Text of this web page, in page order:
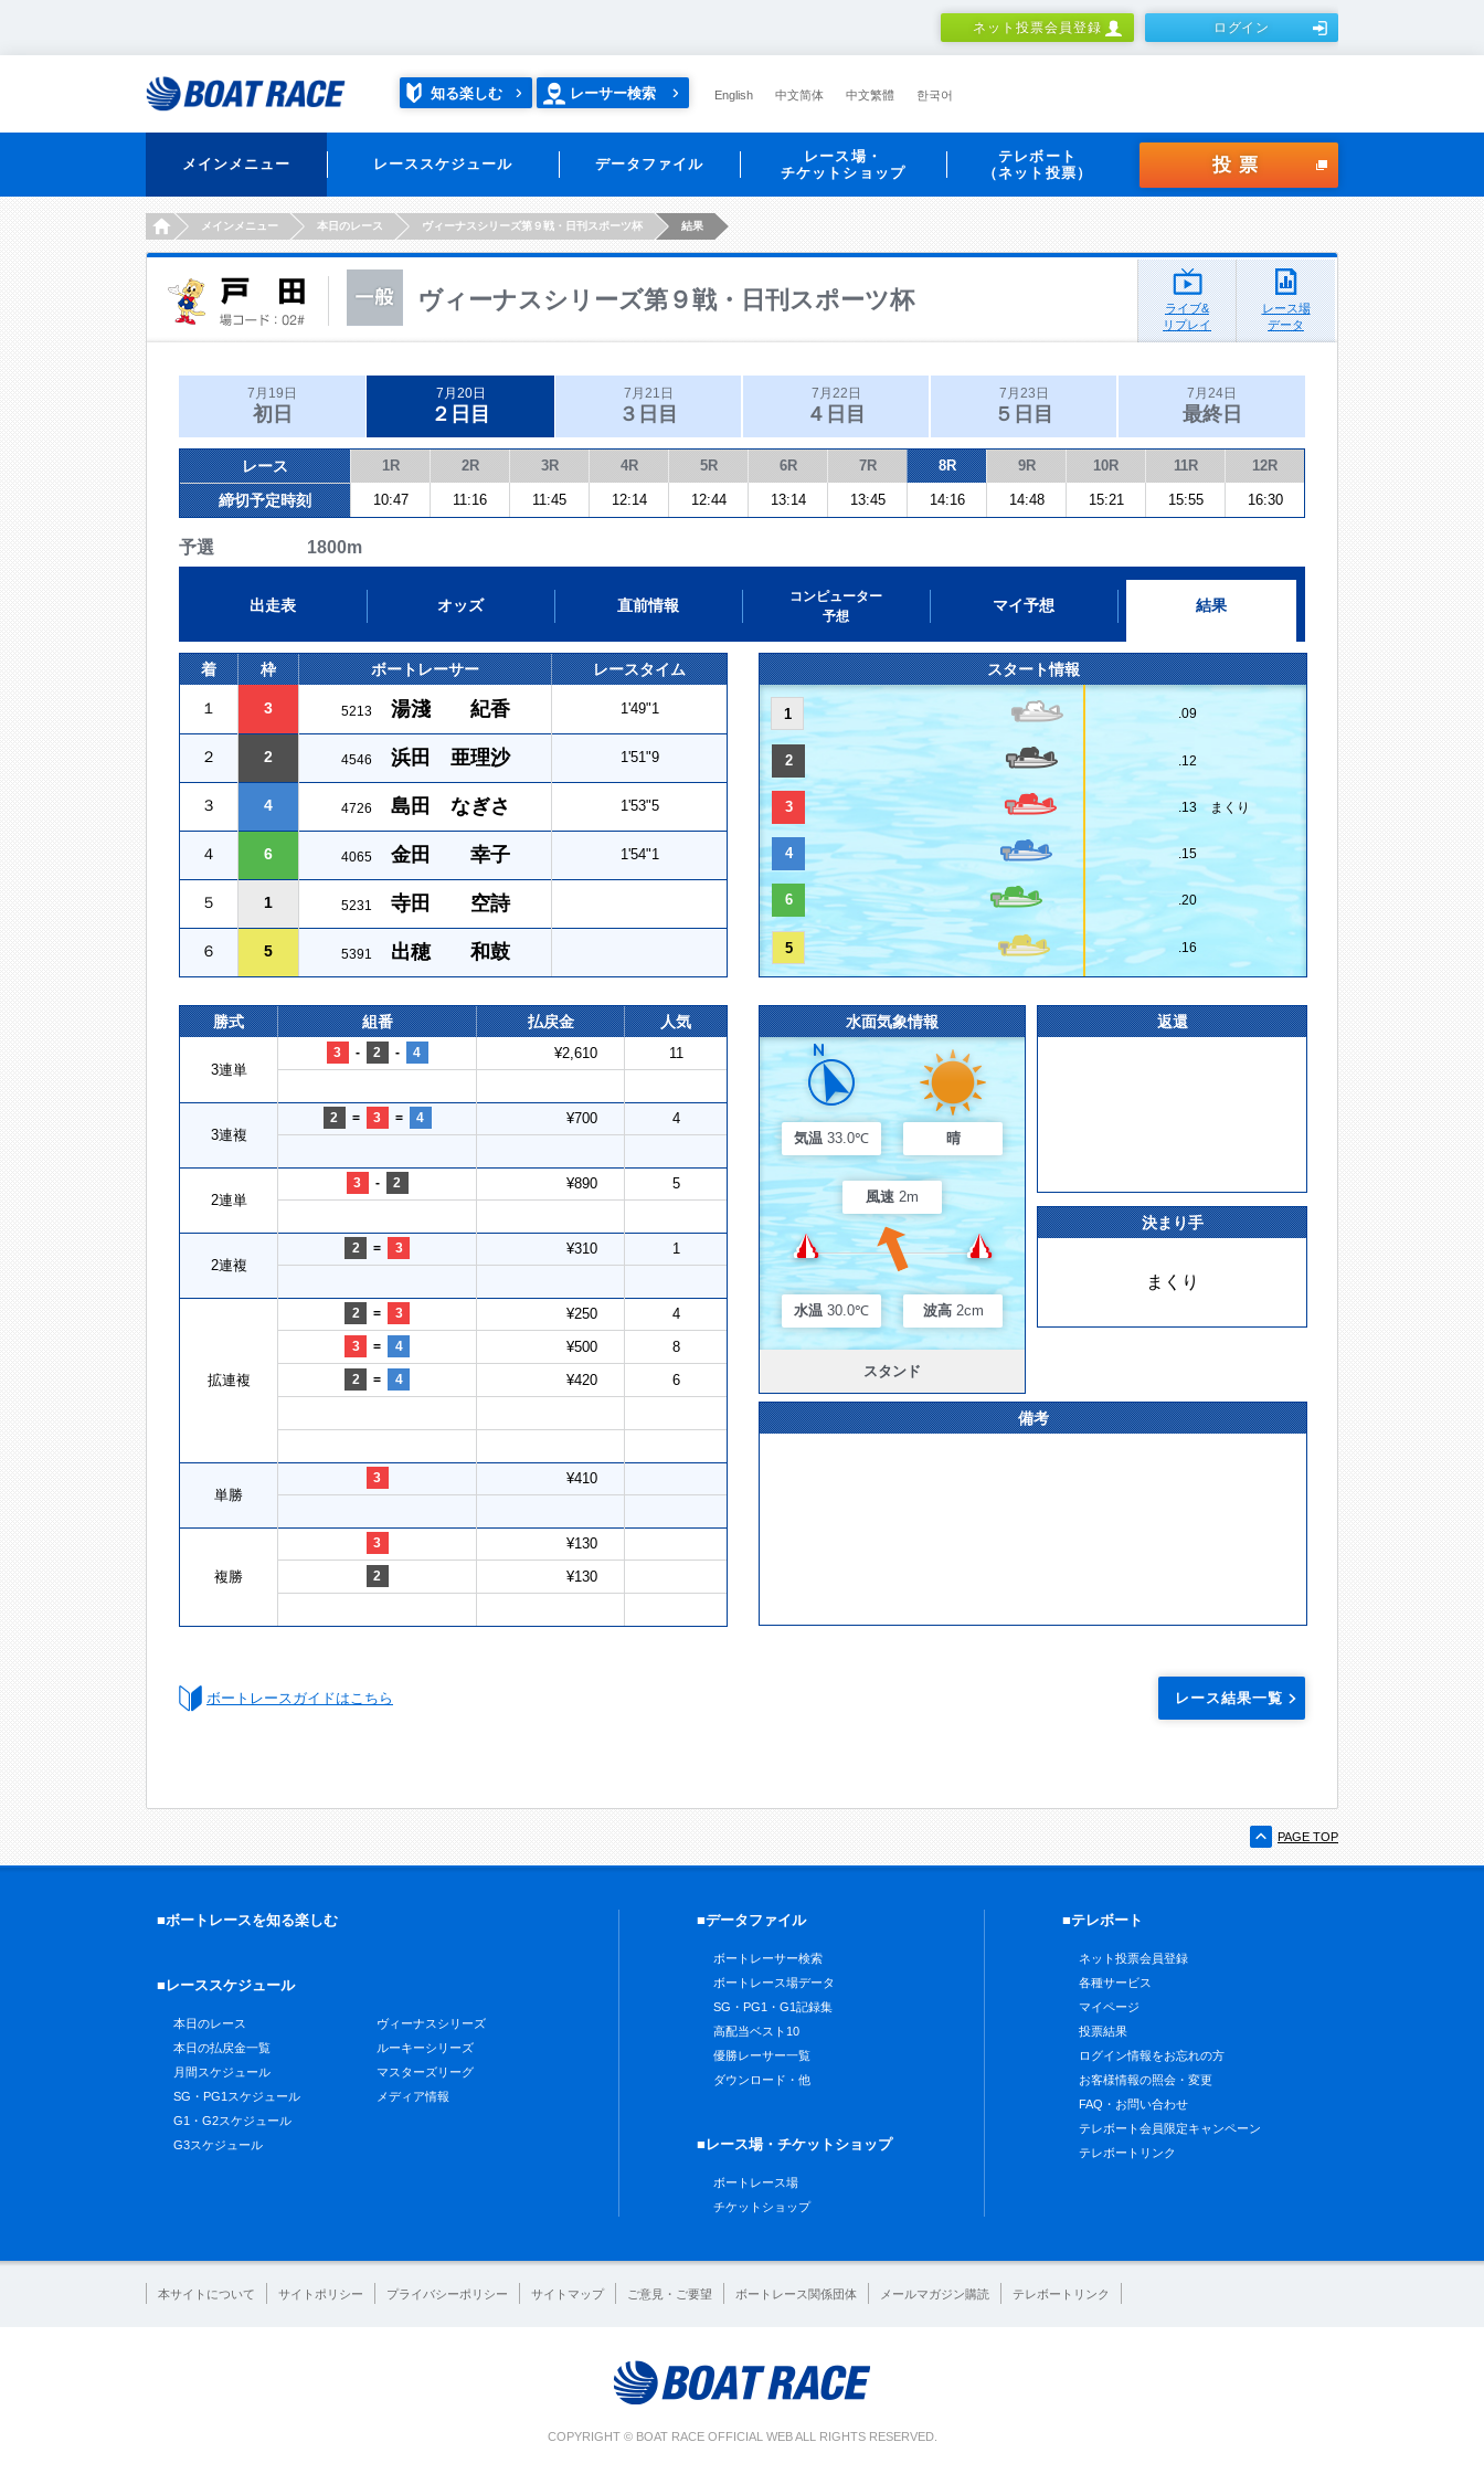
ネット投票会員登録 ログイン
知る楽しむ レーサー検索 English 中文简体 中文繁體 한국어
メインメニュー レーススケジュール データファイル
レース場・
チケットショップ
テレボート
（ネット投票）
投票
HOMEメインメニュー 本日のレース ヴィーナスシリーズ第９戦・日刊スポーツ杯 結果
ヴィーナスシリーズ第９戦・日刊スポーツ杯
ライブ&
リプレイ
レース場
データ
7月19日
初日
7月20日
２日目
7月21日
３日目
7月22日
４日目
7月23日
５日目
7月24日
最終日
レース 1R 2R 3R 4R 5R 6R 7R 8R 9R 10R 11R 12R
締切予定時刻 10:47 11:16 11:45 12:14 12:44 13:14 13:45 14:16 14:48 15:21 15:55 16:30
予選 1800m
出走表 オッズ 直前情報
コンピューター
予想
マイ予想 結果
着 枠 ボートレーサー レースタイム
１ 3 5213 湯淺 紀香 1'49"1
２ 2 4546 浜田 亜理沙 1'51"9
３ 4 4726 島田 なぎさ 1'53"5
４ 6 4065 金田 幸子 1'54"1
５ 1 5231 寺田 空詩
６ 5 5391 出穂 和鼓
スタート情報
1 .09
2 .12
3 .13 まくり
4 .15
6 .20
5 .16
勝式 組番 払戻金 人気
3連単
3 - 2 - 4 ¥2,610 11
3連複
2 = 3 = 4 ¥700 4
2連単
3 - 2 ¥890 5
2連複
2 = 3 ¥310 1
拡連複
2 = 3 ¥250 4
3 = 4 ¥500 8
2 = 4 ¥420 6
単勝
3 ¥410
複勝
3 ¥130
2 ¥130
水面気象情報
気温 33.0℃ 晴
風速 2m
水温 30.0℃ 波高 2cm
スタンド
返還
決まり手
まくり
備考
ボートレースガイドはこちら レース結果一覧
PAGE TOP
■ボートレースを知る楽しむ
■レーススケジュール
本日のレース
本日の払戻金一覧
月間スケジュール
SG・PG1スケジュール
G1・G2スケジュール
G3スケジュール
ヴィーナスシリーズ
ルーキーシリーズ
マスターズリーグ
メディア情報
■データファイル
ボートレーサー検索
ボートレース場データ
SG・PG1・G1記録集
高配当ベスト10
優勝レーサー一覧
ダウンロード・他
■レース場・チケットショップ
ボートレース場
チケットショップ
■テレボート
ネット投票会員登録
各種サービス
マイページ
投票結果
ログイン情報をお忘れの方
お客様情報の照会・変更
FAQ・お問い合わせ
テレボート会員限定キャンペーン
テレボートリンク
本サイトについて サイトポリシー プライバシーポリシー サイトマップ ご意見・ご要望 ボートレース関係団体 メールマガジン購読 テレボートリンク
COPYRIGHT © BOAT RACE OFFICIAL WEB ALL RIGHTS RESERVED.